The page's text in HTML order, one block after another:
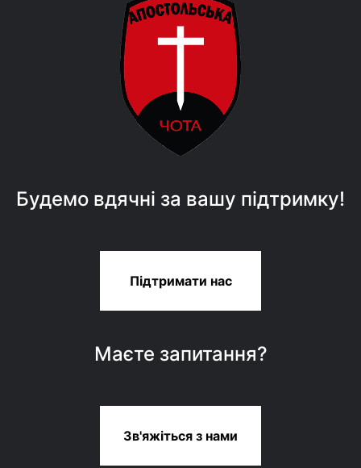
Будемо вдячні за вашу підтримку!
Підтримати нас
Маєте запитання?
Зв'яжіться з нами